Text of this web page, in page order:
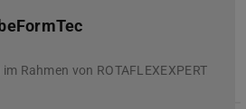
Rahmen von ROTAFLEXEXPERT